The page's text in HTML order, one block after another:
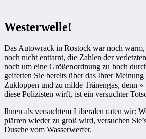
Westerwelle!
Das Autowrack in Rostock war noch
noch nicht enttarnt, die Zahlen der
noch um eine Größenordnung zu hoch
geiferten Sie bereits über das Ihrer Meinung
Zukloppen und zu milde Tränengas, denn
diese Polizisten wirft, ist ein versuchter
Ihnen als versuchtem Liberalen raten wir:
plärren wieder zu groß wird, versuchen
Dusche vom Wasserwerfer.